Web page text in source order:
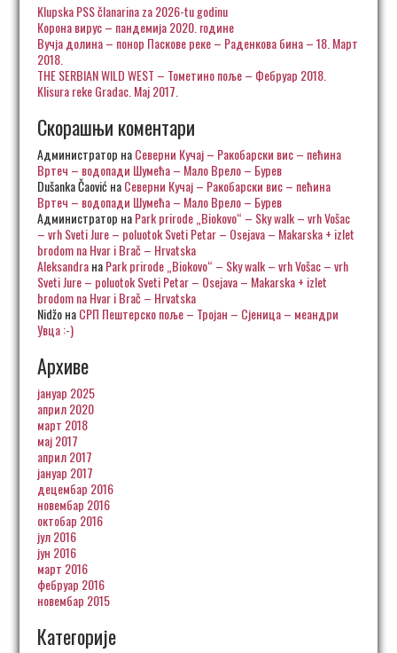
Klupska PSS članarina za 2026-tu godinu
Корона вирус – пандемија 2020. године
Вучја долина – понор Паскове реке – Раденкова бина – 18. Март
2018.
THE SERBIAN WILD WEST – Тометино поље – Фебруар 2018.
Klisura reke Gradac. Maj 2017.
Скорашњи коментари
Администратор наСеверни Кучај – Ракобарски вис – пећина
Вртеч – водопади Шумећа – Мало Врело – Бурев
Dušanka ČaovićнаСеверни Кучај – Ракобарски вис – пећина
Вртеч – водопади Шумећа – Мало Врело – Бурев
Администратор наPark prirode „Biokovo“ – Sky walk – vrh Vošac
– vrh Sveti Jure – poluotok Sveti Petar – Osejava – Makarska + izlet
brodom na Hvar i Brač – Hrvatska
AleksandraнаPark prirode „Biokovo“ – Sky walk – vrh Vošac – vrh
Sveti Jure – poluotok Sveti Petar – Osejava – Makarska + izlet
brodom na Hvar i Brač – Hrvatska
NidžoнаСРП Пештерско поље – Тројан – Сјеница – меандри
Увца :-)
Архиве
јануар 2025
април 2020
март 2018
мај 2017
април 2017
јануар 2017
децембар 2016
новембар 2016
октобар 2016
јул 2016
јун 2016
март 2016
фебруар 2016
новембар 2015
Категорије